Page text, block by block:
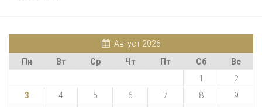
Август 2026
Пн
Вт Ср Чт Пт Сб
Вс
1
2
3
4 5 6 7 8
9